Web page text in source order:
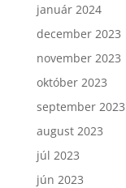
január 2024
december 2023
november 2023
október 2023
september 2023
august 2023
júl 2023
jún 2023